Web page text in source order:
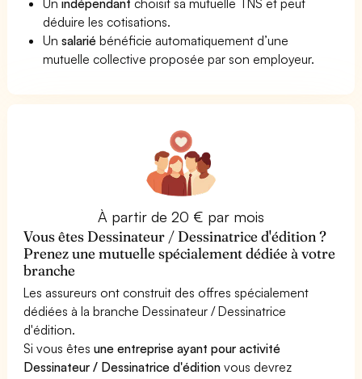
déduire les cotisations.
Unsalarié bénéficie automatiquement d’une
mutuelle collective proposée par son employeur.
À partir de 20 € par mois
Vous êtes Dessinateur / Dessinatrice d'édition ?
Prenez une mutuelle spécialement dédiée à votre
branche
Les assureurs ont construit des offres spécialement
dédiées à la branche Dessinateur / Dessinatrice
d'édition.
Si vous êtesune entreprise ayant pour activité
Dessinateur / Dessinatrice d'édition vous devrez